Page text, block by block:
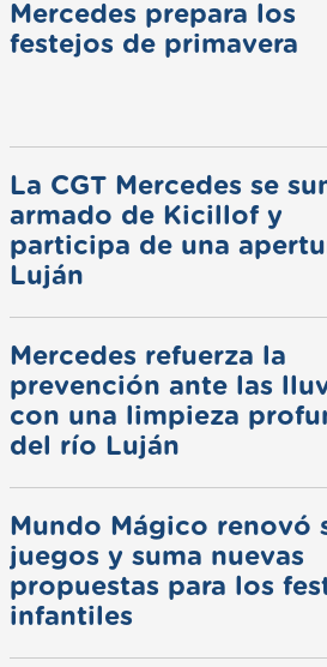
Mercedes prepara los
festejos de primavera
La CGT Mercedes se
armado de Kicillof y
participa de una
Luján
Mercedes refuerza la
prevención ante las
con una limpieza
del río Luján
Mundo Mágico renovó
juegos y suma nuevas
propuestas para los
infantiles